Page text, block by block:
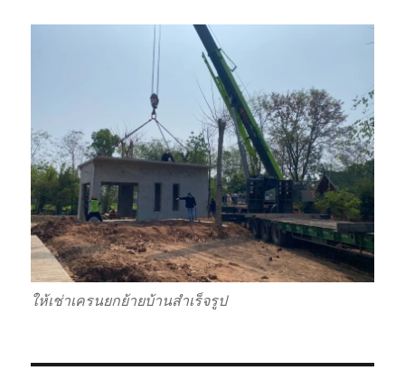
ให้เช่าเครนยกย้ายบ้านสำเร็จรูป